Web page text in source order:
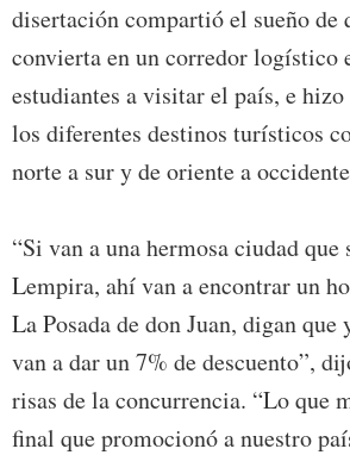
disertación compartió el sueño de
convierta en un corredor logístico
estudiantes a visitar el país, e
los diferentes destinos turísticos
norte a sur y de oriente a
“Si van a una hermosa ciudad
Lempira, ahí van a encontrar un
La Posada de don Juan, digan
van a dar un 7% de descuento”,
risas de la concurrencia. “Lo que
final que promocionó a nuestro